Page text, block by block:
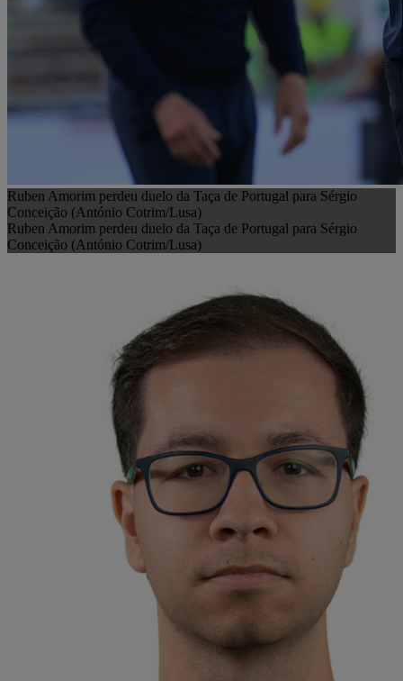
Ruben Amorim perdeu duelo da Taça de Portugal para Sérgio
Conceição (António Cotrim/Lusa)
Ruben Amorim perdeu duelo da Taça de Portugal para Sérgio
Conceição (António Cotrim/Lusa)